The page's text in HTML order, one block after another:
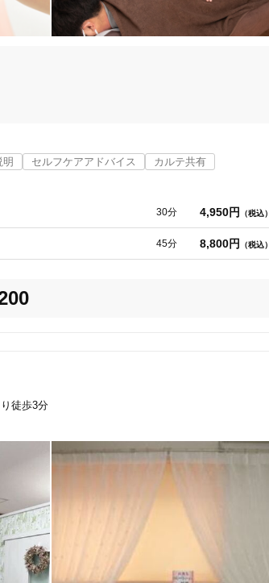
明 セルフケアアドバイス
カルテ共有
30分 4,950円 （税込）
45分 8,800円 （税込）
徒歩3分